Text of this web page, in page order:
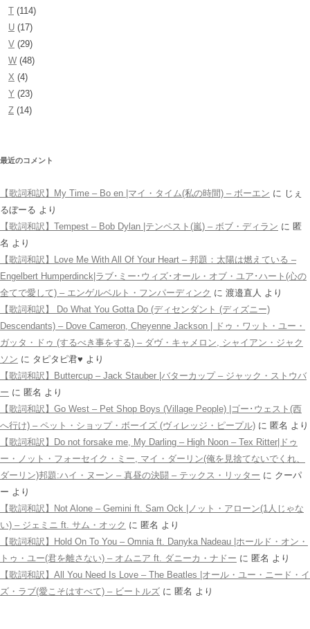
T (114)
U (17)
V (29)
W (48)
X (4)
Y (23)
Z (14)
最近のコメント
【歌詞和訳】My Time – Bo en |マイ・タイム(私の時間) – ボーエン に じぇ
るぼーる より
【歌詞和訳】Tempest – Bob Dylan |テンペスト(嵐) – ボブ・ディラン に 匿
名 より
【歌詞和訳】Love Me With All Of Your Heart – 邦題：太陽は燃えている –
Engelbert Humperdinck|ラブ･ミー･ウィズ･オール・オブ・ユア･ハート(心の
全てで愛して) – エンゲルベルト・フンパーディンク に 渡邉直人 より
【歌詞和訳】 Do What You Gotta Do (ディセンダント (ディズニー)
Descendants) – Dove Cameron, Cheyenne Jackson | ドゥ・ワット・ユー・
ガッタ・ドゥ (するべき事をする) – ダヴ・キャメロン, シャイアン・ジャク
ソン に タピタピ君♥️ より
【歌詞和訳】Buttercup – Jack Stauber |バターカップ – ジャック・ストウバ
ー に 匿名 より
【歌詞和訳】Go West – Pet Shop Boys (Village People) |ゴー･ウェスト(西
へ行け) – ペット・ショップ・ボーイズ (ヴィレッジ・ピープル) に 匿名 より
【歌詞和訳】Do not forsake me, My Darling – High Noon – Tex Ritter|ドゥ
ー・ノット・フォーセイク・ミー, マイ・ダーリン(俺を見捨てないでくれ、
ダーリン)邦題:ハイ・ヌーン – 真昼の決闘 – テックス・リッター に クーパ
ー より
【歌詞和訳】Not Alone – Gemini ft. Sam Ock |ノット・アローン(1人じゃな
い) – ジェミニ ft. サム・オック に 匿名 より
【歌詞和訳】Hold On To You – Omnia ft. Danyka Nadeau |ホールド・オン・
トゥ・ユー(君を離さない) – オムニア ft. ダニーカ・ナドー に 匿名 より
【歌詞和訳】All You Need Is Love – The Beatles |オール・ユー・ニード・イ
ズ・ラブ(愛こそはすべて) – ビートルズ に 匿名 より